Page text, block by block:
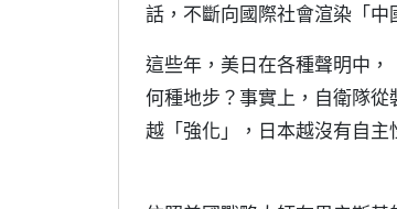
話，不斷向國際社會渲染「中
這些年，美日在各種聲明中
何種地步？事實上，自衛隊
越「強化」，日本越沒有自主